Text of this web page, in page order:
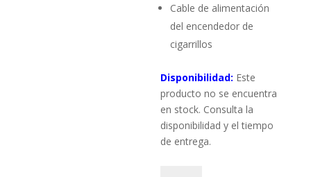
Cable de alimentación
del encendedor de
cigarrillos
Disponibilidad: Este
producto no se encuentra
en stock. Consulta la
disponibilidad y el tiempo
de entrega.